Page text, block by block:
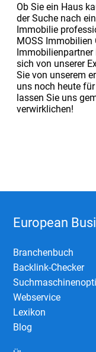
Ob Sie ein Haus
der Suche nach
Immobilie
MOSS Immobilien
Immobilienpartner
sich von unserer
Sie von unserem
uns noch heute
lassen Sie uns
verwirklichen!
European
Branchenbuch
Backlink-Checker
Webservice
Lexikon
Blog